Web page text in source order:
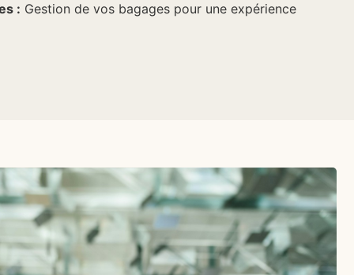
: Gestion de vos bagages pour une expérience